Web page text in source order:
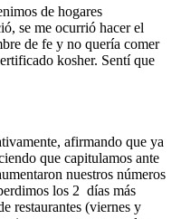
de hogares
se me ocurrió hacer el
de fe y no quería comer
kosher. Sentí que
afirmando que ya
que capitulamos ante
nuestros números
los 2 días más
restaurantes (viernes y